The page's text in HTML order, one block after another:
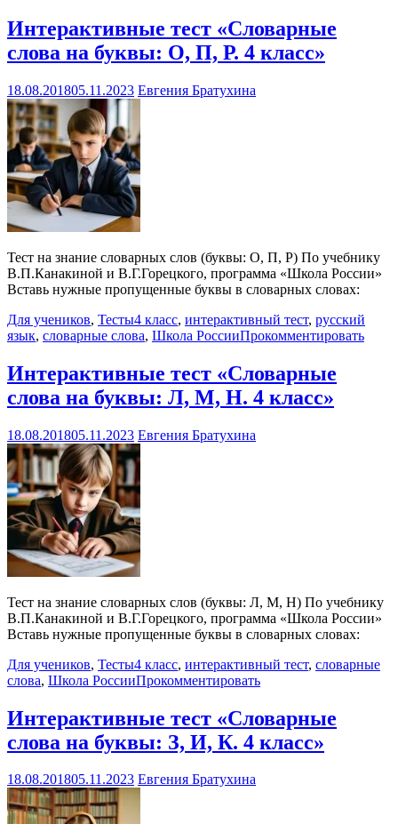
Интерактивные тест «Словарные
слова на буквы: О, П, Р. 4 класс»
18.08.201805.11.2023 Евгения Братухина
Тест на знание словарных слов (буквы: О, П, Р) По учебнику
В.П.Канакиной и В.Г.Горецкого, программа «Школа России»
Вставь нужные пропущенные буквы в словарных словах:
Для учеников, Тесты4 класс, интерактивный тест, русский
язык, словарные слова, Школа РоссииПрокомментировать
Интерактивные тест «Словарные
слова на буквы: Л, М, Н. 4 класс»
18.08.201805.11.2023 Евгения Братухина
Тест на знание словарных слов (буквы: Л, М, Н) По учебнику
В.П.Канакиной и В.Г.Горецкого, программа «Школа России»
Вставь нужные пропущенные буквы в словарных словах:
Для учеников, Тесты4 класс, интерактивный тест, словарные
слова, Школа РоссииПрокомментировать
Интерактивные тест «Словарные
слова на буквы: З, И, К. 4 класс»
18.08.201805.11.2023 Евгения Братухина